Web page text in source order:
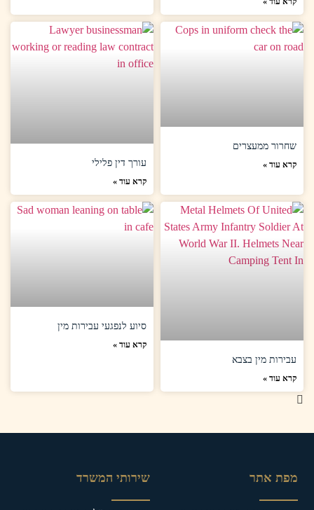
שחרור ממעצרים
קרא עוד » עורך דין פלילי
קרא עוד »
עבירות מין בצבא
קרא עוד »
סיוע לנפגעי עבירות מין
קרא עוד »
מפת אתר שירותי המשרד